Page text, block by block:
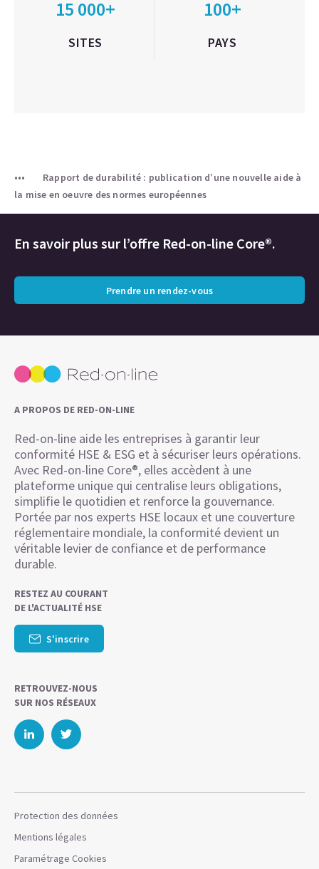
15 000+
SITES
100+
PAYS
Rapport de durabilité : publication d’une nouvelle aide à
la mise en oeuvre des normes européennes
En savoir plus sur l’offre Red-on-line Core®.
Prendre un rendez-vous
A PROPOS DE RED-ON-LINE
Red-on-line aide les entreprises à garantir leur
conformité HSE & ESG et à sécuriser leurs opérations.
Avec Red-on-line Core®, elles accèdent à une
plateforme unique qui centralise leurs obligations,
simplifie le quotidien et renforce la gouvernance.
Portée par nos experts HSE locaux et une couverture
réglementaire mondiale, la conformité devient un
véritable levier de confiance et de performance
durable.
RESTEZ AU COURANT
DE L'ACTUALITÉ HSE
S'inscrire
RETROUVEZ-NOUS
SUR NOS RÉSEAUX
Protection des données
Mentions légales
Paramétrage Cookies